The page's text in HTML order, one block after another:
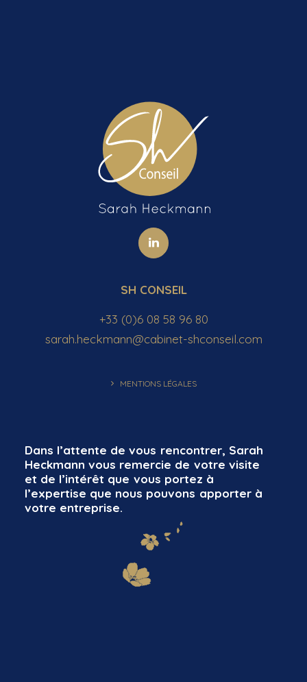
SH CONSEIL
+33 (0)6 08 58 96 80
sarah.heckmann@cabinet-shconseil.com
MENTIONS LÉGALES
Dans l’attente de vous rencontrer, Sarah
Heckmann vous remercie de votre visite
et de l’intérêt que vous portez à
l’expertise que nous pouvons apporter à
votre entreprise.